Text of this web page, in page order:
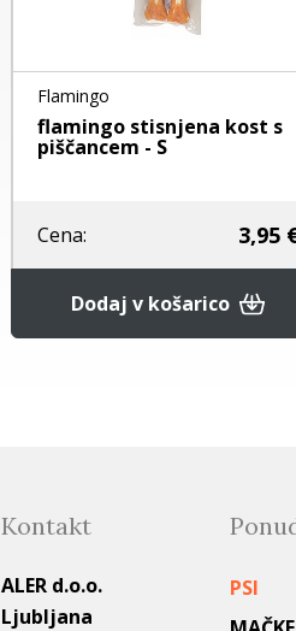
Flamingo
flamingo stisnjena kost s
piščancem - S
Cena: 3,95
Dodaj v košarico
Kontakt
ALER d.o.o.
Ljubljana
PSI